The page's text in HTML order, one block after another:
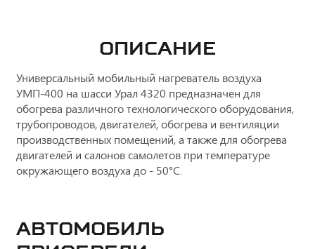
ОПИСАНИЕ
Универсальный мобильный нагреватель воздуха
УМП-400 на шасси Урал 4320 предназначен для
обогрева различного технологического оборудования,
трубопроводов, двигателей, обогрева и вентиляции
производственных помещений, а также для обогрева
двигателей и салонов самолетов при температуре
окружающего воздуха до - 50°С.
Автомобиль